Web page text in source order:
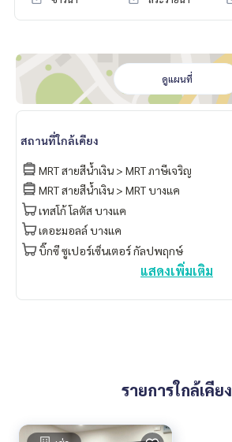
**สถานศึกษา
- รร.วัดจันทร์ประดิษฐารามวิทยาคม : 1.2 กม.
- ม.สยาม : 2.4 กม.
**ศูนย์การแพทย์
- รพ.มิตรประชา (เพชรเกษม 2) : 350 เมตร
**อาคารสำนักงาน และหน่วยงานอื่น ๆ
- สำนักงานเขตภาษีเจริญ : 650 เมตร
สิ่งอำนวยความสะดวกในโครงการ :
- Double Volume Lobby
- Mail Room
- สระว่ายน้ำระบบเกลือ ยาวกว่า 40 เมตร
- Jacuzzi
- พื้นที่สีเขียวรวม 4 ไร่
- ห้องออกกำลังกาย + ห้องแอโรบิค
- Sauna
- กล้องวงจรปิด CCTV
ดูแผนที่
สถานที่ใกล้เคียง
MRT สายสีน้ำเงิน > MRT ภาษีเจริญ
MRT สายสีน้ำเงิน > MRT บางแค
เทสโก้ โลตัส บางแค
เดอะมอลล์ บางแค
บิ๊กซี ซูเปอร์เซ็นเตอร์ กัลปพฤกษ์
แสดงเพิ่มเติม
รายการใกล้เคียง